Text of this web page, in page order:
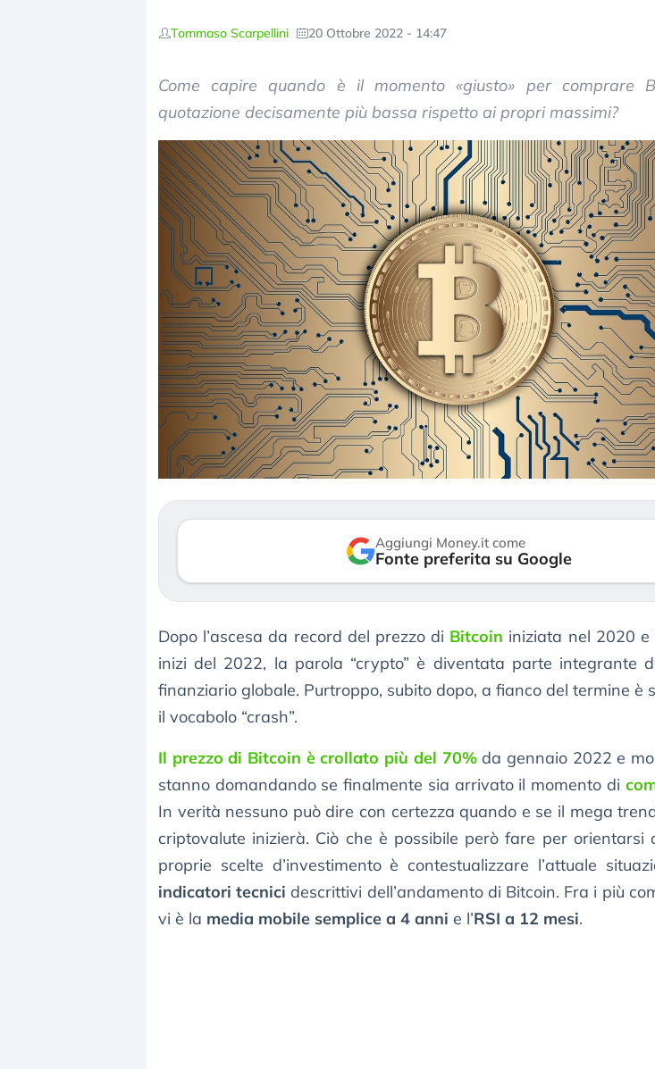
Tommaso Scarpellini 20 Ottobre 2022 - 14:47
Come capire quando è il momento «giusto» per comprare
quotazione decisamente più bassa rispetto ai propri massimi?
Aggiungi Money.it come
Fonte preferita su Google
Dopo l’ascesa da record del prezzo di Bitcoin iniziata nel 2020
inizi del 2022, la parola “crypto” è diventata parte integrante
finanziario globale. Purtroppo, subito dopo, a fianco del termine è
il vocabolo “crash”.
Il prezzo di Bitcoin è crollato più del 70%da gennaio 2022 e
stanno domandando se finalmente sia arrivato il momento di
In verità nessuno può dire con certezza quando e se il mega
criptovalute inizierà. Ciò che è possibile però fare per orientarsi
proprie scelte d’investimento è contestualizzare l’attuale
indicatori tecnici descrittivi dell’andamento di Bitcoin. Fra i più
vi è la media mobile semplice a 4 anni e l’RSI a 12 mesi.
Dalle valutazioni estreme alla
correzione. Cosa sta guidando il
repricing degli asset?
3 agosto 2026
«La mia vita è
in preda al panico
della bolla AI
Kospi, mentre gli
30 luglio 2026